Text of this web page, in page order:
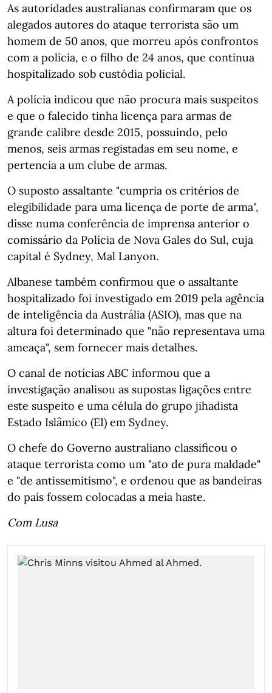
As autoridades australianas confirmaram que os
alegados autores do ataque terrorista são um
homem de 50 anos, que morreu após confrontos
com a polícia, e o filho de 24 anos, que continua
hospitalizado sob custódia policial.
A polícia indicou que não procura mais suspeitos
e que o falecido tinha licença para armas de
grande calibre desde 2015, possuindo, pelo
menos, seis armas registadas em seu nome, e
pertencia a um clube de armas.
O suposto assaltante "cumpria os critérios de
elegibilidade para uma licença de porte de arma",
disse numa conferência de imprensa anterior o
comissário da Polícia de Nova Gales do Sul, cuja
capital é Sydney, Mal Lanyon.
Albanese também confirmou que o assaltante
hospitalizado foi investigado em 2019 pela agência
de inteligência da Austrália (ASIO), mas que na
altura foi determinado que "não representava uma
ameaça", sem fornecer mais detalhes.
O canal de notícias ABC informou que a
investigação analisou as supostas ligações entre
este suspeito e uma célula do grupo jihadista
Estado Islâmico (EI) em Sydney.
O chefe do Governo australiano classificou o
ataque terrorista como um "ato de pura maldade"
e "de antissemitismo", e ordenou que as bandeiras
do país fossem colocadas a meia haste.
Com Lusa